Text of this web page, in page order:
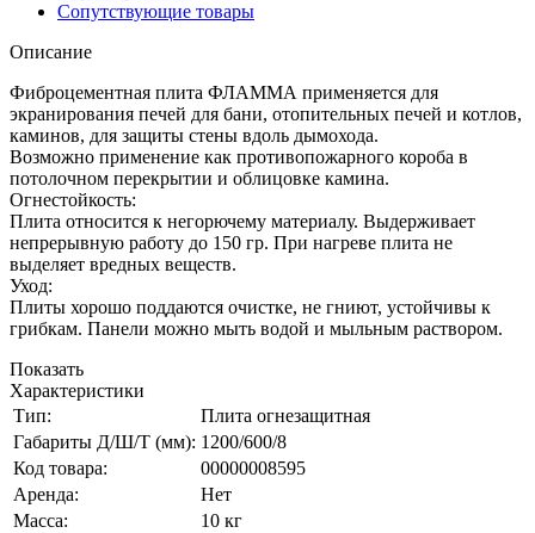
Сопутствующие товары
Описание
Фиброцементная плита ФЛАММА применяется для
экранирования печей для бани, отопительных печей и котлов,
каминов, для защиты стены вдоль дымохода.
Возможно применение как противопожарного короба в
потолочном перекрытии и облицовке камина.
Огнестойкость:
Плита относится к негорючему материалу. Выдерживает
непрерывную работу до 150 гр. При нагреве плита не
выделяет вредных веществ.
Уход:
Плиты хорошо поддаются очистке, не гниют, устойчивы к
грибкам. Панели можно мыть водой и мыльным раствором.
Показать
Характеристики
Тип:
Плита огнезащитная
Габариты Д/Ш/Т (мм): 1200/600/8
Код товара:
00000008595
Аренда:
Нет
Масса:
10 кг